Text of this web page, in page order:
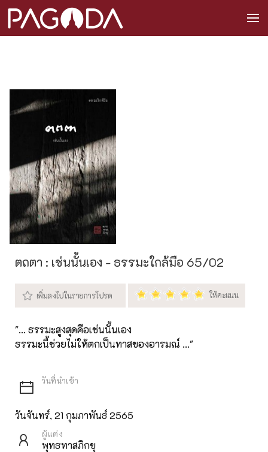
ตถตา : เช่นนั้นเอง - ธรรมะใกล้มือ 65/02
"... ธรรมะสูงสุดคือเช่นนั้นเอง
ธรรมะนี้ช่วยไม่ให้ตกเป็นทาสของอารมณ์ ..."
วันจันทร์, 21 กุมภาพันธ์ 2565
ผู้แต่ง
พุทธทาสภิกขุ